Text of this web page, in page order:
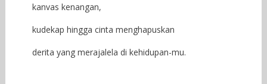
kanvas kenangan,
kudekap hingga cinta menghapuskan
derita yang merajalela di kehidupan-mu.